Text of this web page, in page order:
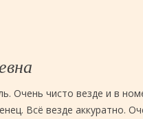
Очень чисто везде и в
Всё везде аккуратно.